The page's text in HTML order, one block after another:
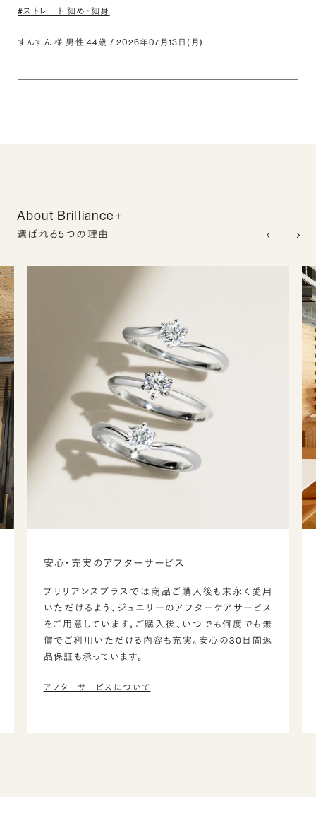
#ストレート 細め・細身
すんすん 様 男性 44歳 / 2026年07月13日(月)
About Brilliance+
選ばれる5つの理由
安心・充実のアフターサービス
ブリリアンスプラスでは商品ご購入後も末永く愛用
いただけるよう、ジュエリーのアフターケアサービス
をご用意しています。ご購入後、いつでも何度でも無
償でご利用いただける内容も充実。安心の30日間返
品保証も承っています。
アフターサービスについて